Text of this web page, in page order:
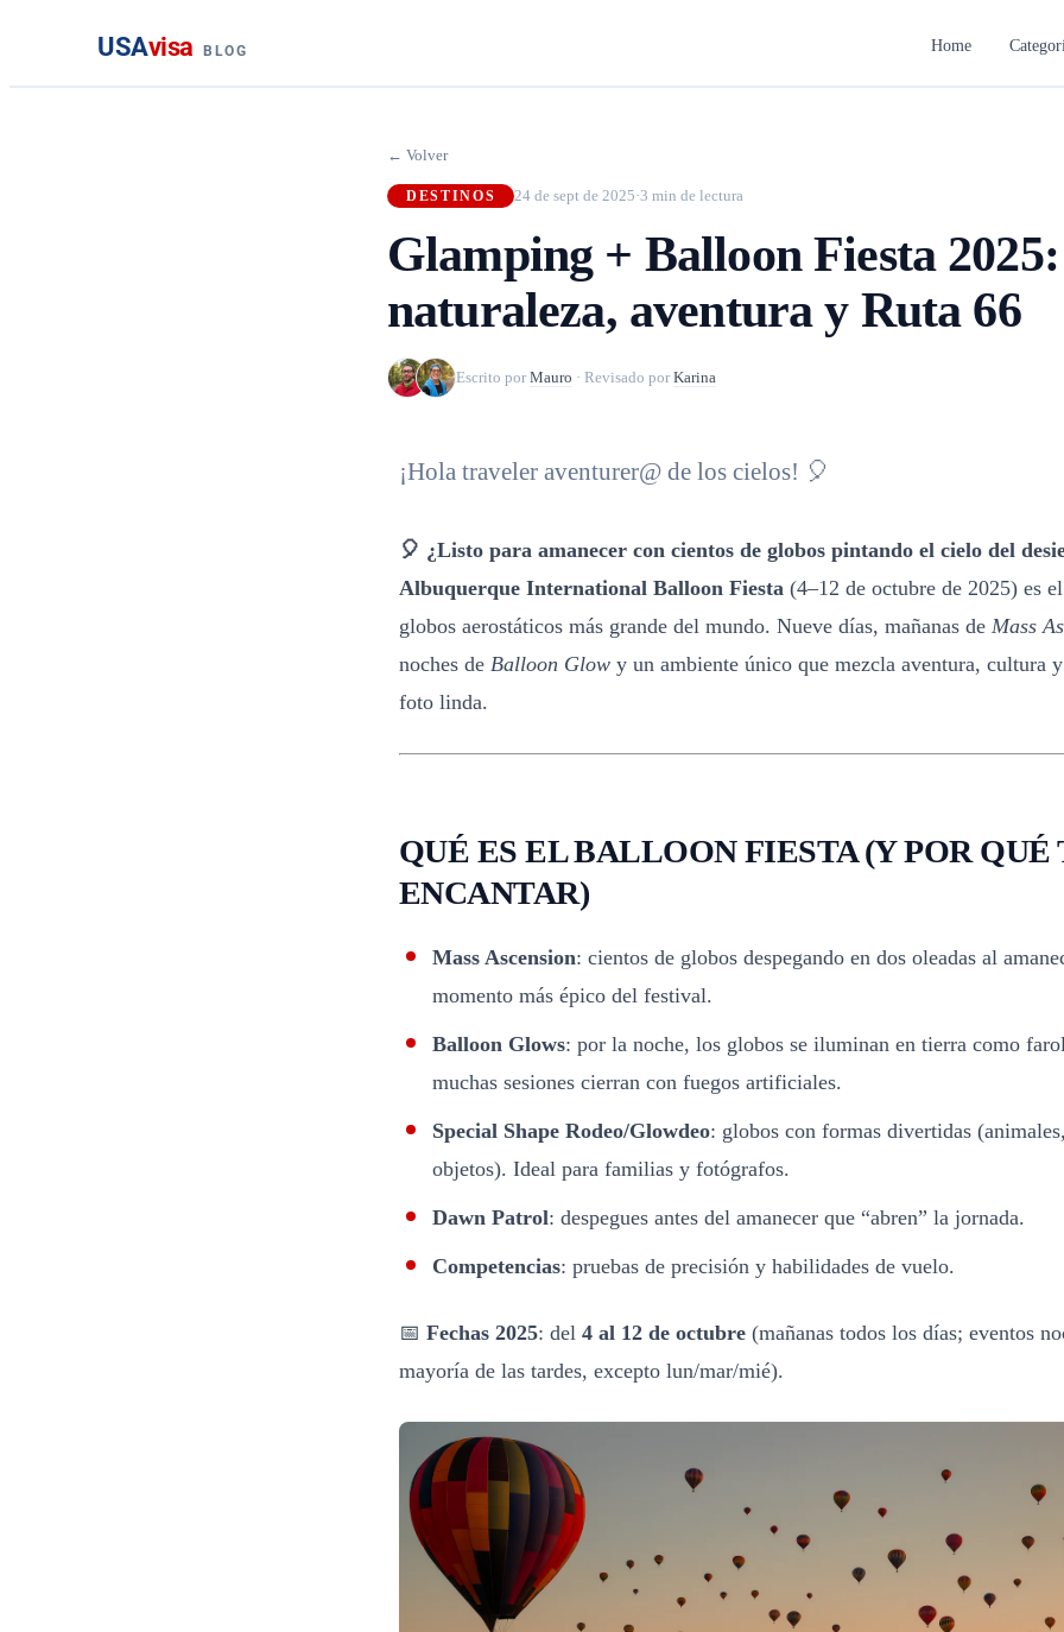
USAvisa BLOG Home
← Volver
DESTINOS 24 de sept de 2025·3 min de lectura
Glamping + Balloon Fiesta 2025:
naturaleza, aventura y Ruta 66
Escrito por Mauro · Revisado por Karina
¡Hola traveler aventurer@ de los cielos! 🎈
🎈 ¿Listo para amanecer con cientos de globos pintando el cielo del
Albuquerque International Balloon Fiesta (4–12 de octubre de 2025) es
globos aerostáticos más grande del mundo. Nueve días, mañanas de Mass
noches de Balloon Glow y un ambiente único que mezcla aventura, cultura
foto linda.
QUÉ ES EL BALLOON FIESTA (Y POR QUÉ
ENCANTAR)
Mass Ascension: cientos de globos despegando en dos oleadas al
momento más épico del festival.
Balloon Glows: por la noche, los globos se iluminan en tierra como
muchas sesiones cierran con fuegos artificiales.
Special Shape Rodeo/Glowdeo: globos con formas divertidas
objetos). Ideal para familias y fotógrafos.
Dawn Patrol: despegues antes del amanecer que “abren” la jornada.
Competencias: pruebas de precisión y habilidades de vuelo.
📅 Fechas 2025: del 4 al 12 de octubre (mañanas todos los días; eventos
mayoría de las tardes, excepto lun/mar/mié).